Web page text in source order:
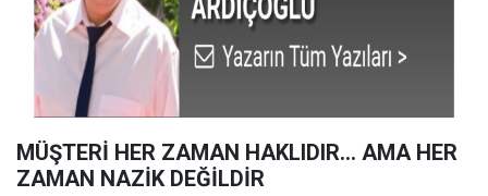
MÜŞTERİ HER ZAMAN HAKLIDIR… AMA HER
ZAMAN NAZİK DEĞİLDİR